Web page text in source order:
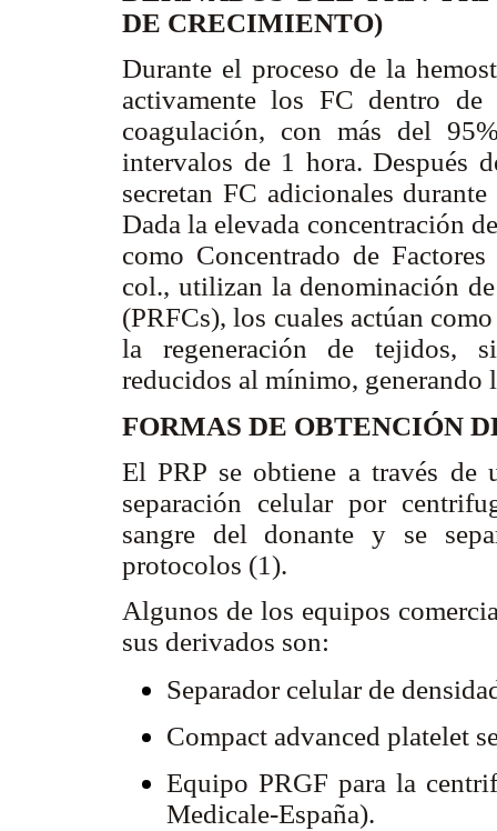
DE CRECIMIENTO)
Durante el proceso de la
activamente los FC dentro
coagulación, con más del
intervalos de 1 hora. Después
secretan FC adicionales
Dada la elevada concentración
como Concentrado de
col., utilizan la denominación
(PRFCs), los cuales actúan
la regeneración de tejidos,
reducidos al mínimo,
FORMAS DE OBTENCIÓN
El PRP se obtiene a través
separación celular por
sangre del donante y se
protocolos (1).
Algunos de los equipos
sus derivados son:
Separador celular de
Compact advanced platelet
Equipo PRGF para la
Medicale-España).